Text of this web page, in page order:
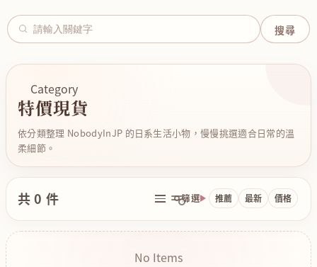
Category
特價現貨
依分類整理 NobodyInJP 的日系生活小物，慢慢挑選適合日常的溫
柔細節。
共 0 件 篩選 推薦 最新 價格
No Items